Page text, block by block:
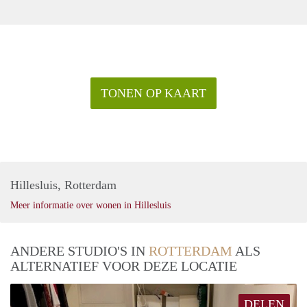
Mocht u naar aanleiding interesse hebben dan kun u
TONEN OP KAART
Hillesluis, Rotterdam
Meer informatie over wonen in Hillesluis
ANDERE STUDIO'S IN ROTTERDAM ALS
ALTERNATIEF VOOR DEZE LOCATIE
DELEN